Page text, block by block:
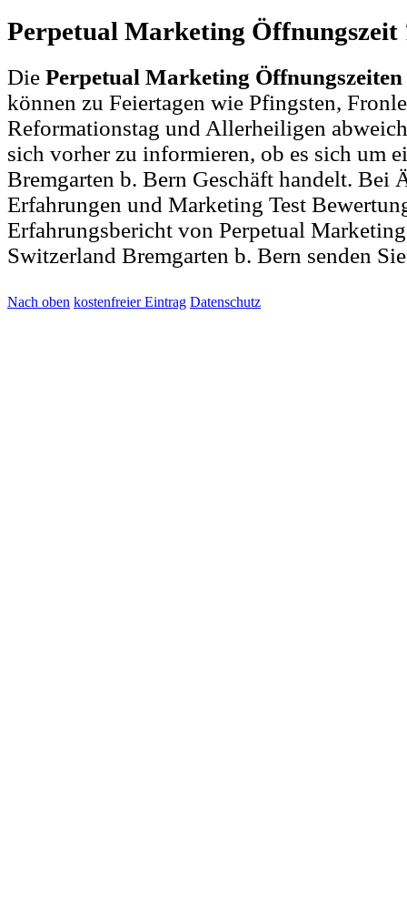
Perpetual Marketing Öffnungszeit
Die Perpetual Marketing Öffnungszeiten
können zu Feiertagen wie Pfingsten,
Reformationstag und Allerheiligen
sich vorher zu informieren, ob es sich um
Bremgarten b. Bern Geschäft handelt. Bei
Erfahrungen und Marketing Test
Erfahrungsbericht von Perpetual
Switzerland Bremgarten b. Bern senden
Nach oben kostenfreier Eintrag Datenschutz